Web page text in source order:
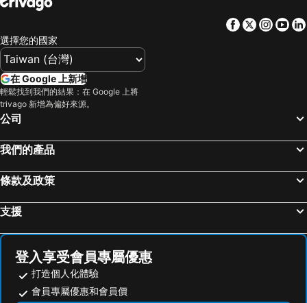
Hampton Inn & Suites Las Vegas Airport
Bluegreen Vacations Club 36, an Ascend Collection Resort
Comfort Inn & Suites Henderson - Las Vegas
Homewood Suites by Hilton Las Vegas City Center
Facebook
Twitter
選擇您的國家
在 Google 上新增
輕鬆找到我們的結果：在 Google 上將
trivago 新增為偏好來源。
公司
我們的產品
條款及政策
支援
登入享受會員專屬優惠
打造個人化體驗
會員專屬優惠和會員價